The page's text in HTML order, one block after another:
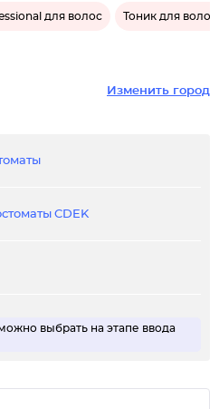
для волос Тоник для
Изменить город
CDEK
выбрать на этапе ввода